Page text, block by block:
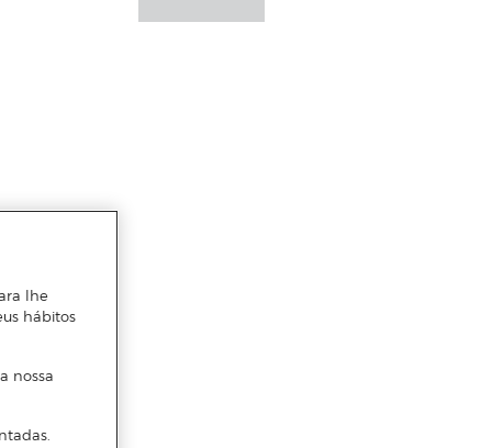
lhe
hábitos
nossa